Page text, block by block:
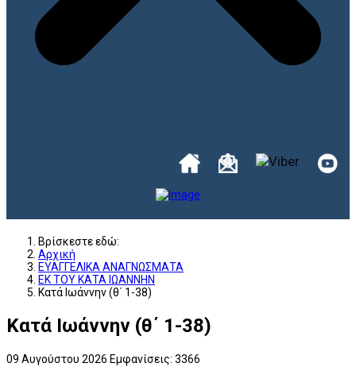
Βρίσκεστε εδώ:
Αρχική
ΕΥΑΓΓΕΛΙΚΑ ΑΝΑΓΝΩΣΜΑΤΑ
ΕΚ ΤΟΥ ΚΑΤΑ ΙΩΑΝΝΗΝ
Κατά Ιωάννην (θ΄ 1-38)
Κατά Ιωάννην (θ΄ 1-38)
09 Αυγούστου 2026 Εμφανίσεις: 3366